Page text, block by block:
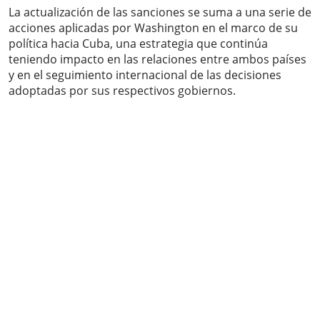
La actualización de las sanciones se suma a una serie de
acciones aplicadas por Washington en el marco de su
política hacia Cuba, una estrategia que continúa
teniendo impacto en las relaciones entre ambos países
y en el seguimiento internacional de las decisiones
adoptadas por sus respectivos gobiernos.